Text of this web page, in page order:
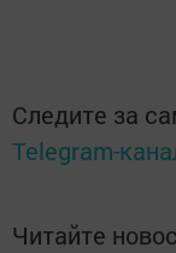
Следите за
Telegram-
Читайте